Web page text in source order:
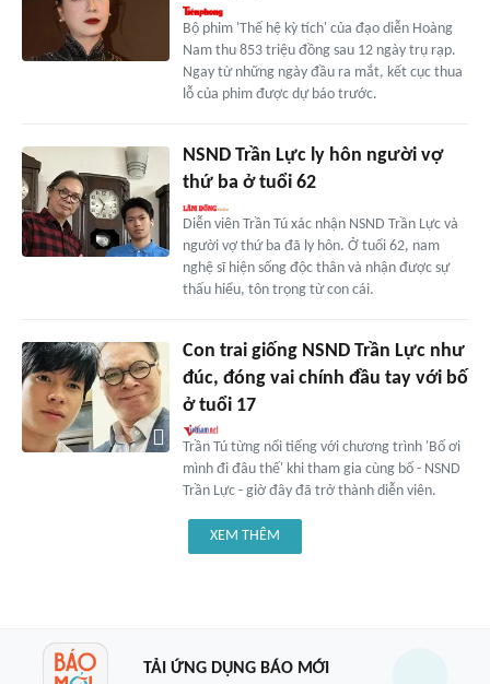
Bộ phim 'Thế hệ kỳ tích' của đạo diễn Hoàng
Nam thu 853 triệu đồng sau 12 ngày trụ rạp.
Ngay từ những ngày đầu ra mắt, kết cục thua
lỗ của phim được dự báo trước.
NSND Trần Lực ly hôn người vợ
thứ ba ở tuổi 62
Diễn viên Trần Tú xác nhận NSND Trần Lực và
người vợ thứ ba đã ly hôn. Ở tuổi 62, nam
nghệ sĩ hiện sống độc thân và nhận được sự
thấu hiểu, tôn trọng từ con cái.
Con trai giống NSND Trần Lực như
đúc, đóng vai chính đầu tay với bố
ở tuổi 17
Trần Tú từng nổi tiếng với chương trình 'Bố ơi
mình đi đâu thế' khi tham gia cùng bố - NSND
Trần Lực - giờ đây đã trở thành diễn viên.
XEM THÊM
TẢI ỨNG DỤNG BÁO MỚI